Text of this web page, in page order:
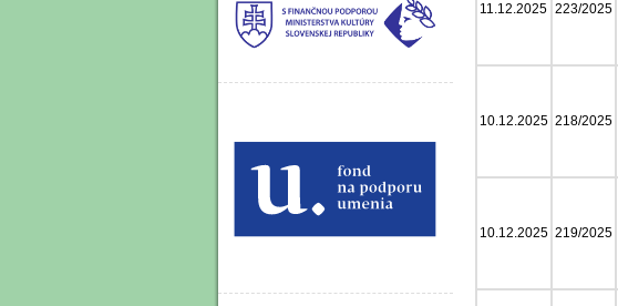
11.12.2025 223/2025
10.12.2025 218/2025
10.12.2025 219/2025